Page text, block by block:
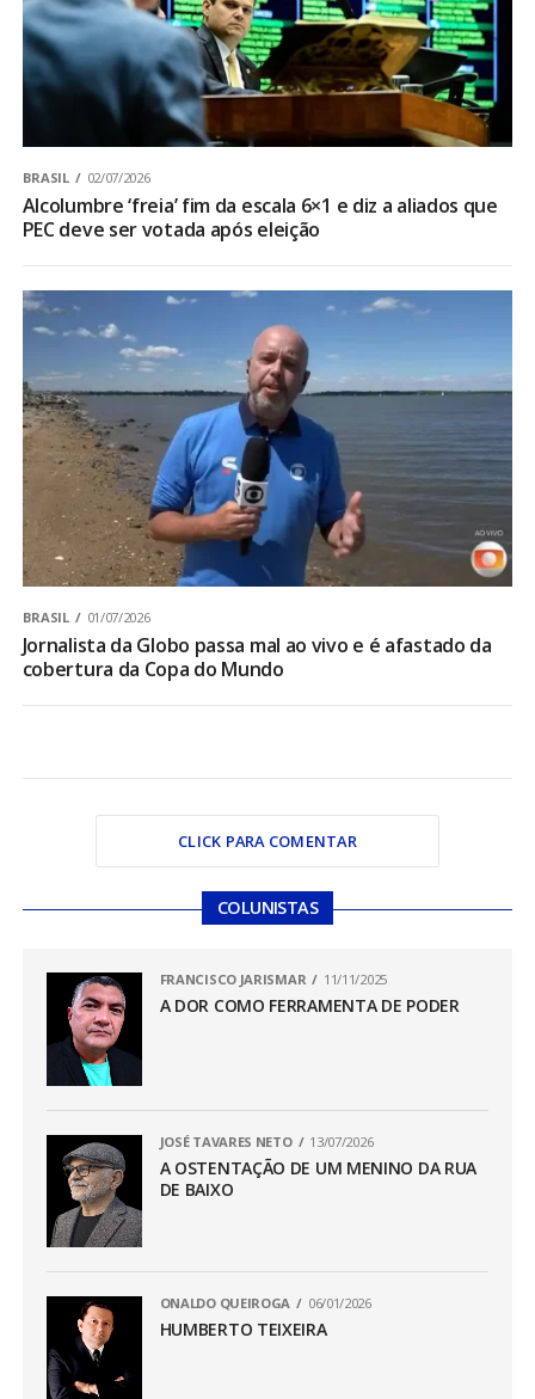
BRASIL 02/07/2026
Alcolumbre ‘freia’ fim da escala 6×1 e diz a aliados que
PEC deve ser votada após eleição
BRASIL 01/07/2026
Jornalista da Globo passa mal ao vivo e é afastado da
cobertura da Copa do Mundo
CLICK PARA COMENTAR
COLUNISTAS
FRANCISCO JARISMAR 11/11/2025
A DOR COMO FERRAMENTA DE PODER
JOSÉ TAVARES NETO 13/07/2026
A OSTENTAÇÃO DE UM MENINO DA RUA
DE BAIXO
ONALDO QUEIROGA 06/01/2026
HUMBERTO TEIXEIRA